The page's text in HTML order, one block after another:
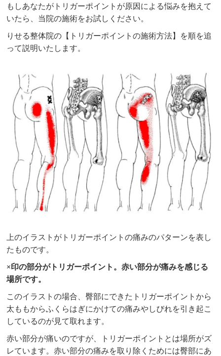
もしあなたがトリガーポイントが原因による悩みを抱えて
いたら、当院の施術をお試しください。
りせる整体院の【トリガーポイントの施術方法】を順を追
って説明いたします。
上のイラストがトリガーポイントの痛みのパターンを表し
たものです。
×印の部分がトリガーポイント。赤い部分が痛みを感じる
場所です。
このイラストの場合、臀部にできたトリガーポイントから
太ももからふくらはぎにかけての痛みやしびれを引き起こ
しているのが見て取れます。
赤い部分が痛いのですが、トリガーポイントとは場所がズ
レています。赤い部分の痛みを取り除くためには臀部にあ